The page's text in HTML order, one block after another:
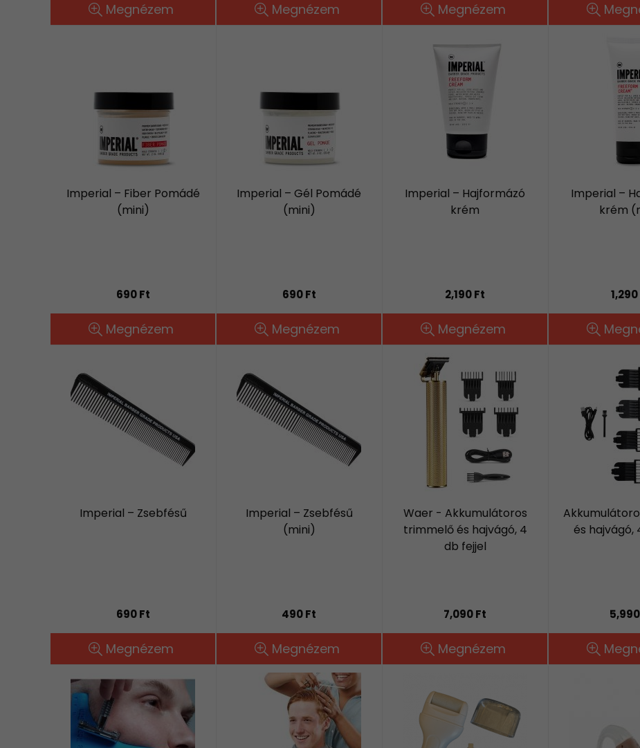
Megnézem Megnézem Megnézem
Imperial – Fiber Pomádé
(mini)
690 Ft
Megnézem
Imperial – Gél Pomádé
(mini)
690 Ft
Megnézem
Imperial – Hajformázó
krém
2,190 Ft
Megnézem
Imperial –
krém
Imperial – Zsebfésű
690 Ft
Megnézem
Imperial – Zsebfésű
(mini)
490 Ft
Megnézem
Waer - Akkumulátoros
trimmelő és hajvágó, 4
db fejjel
7,090 Ft
Megnézem
és hajvágó,